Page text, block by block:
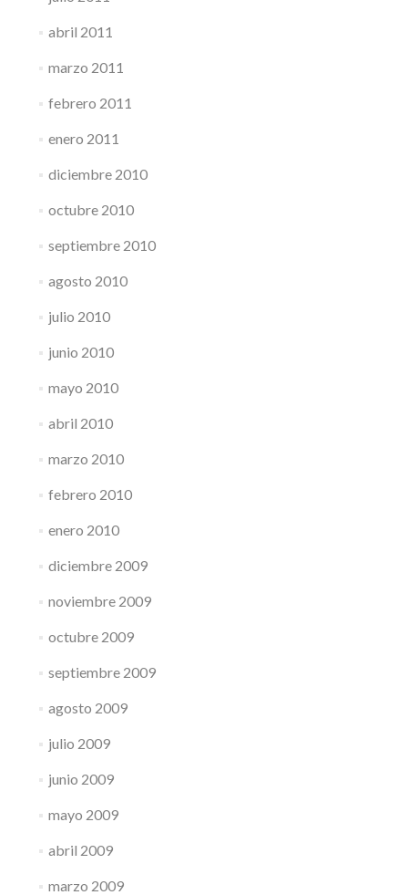
abril 2011
marzo 2011
febrero 2011
enero 2011
diciembre 2010
octubre 2010
septiembre 2010
agosto 2010
julio 2010
junio 2010
mayo 2010
abril 2010
marzo 2010
febrero 2010
enero 2010
diciembre 2009
noviembre 2009
octubre 2009
septiembre 2009
agosto 2009
julio 2009
junio 2009
mayo 2009
abril 2009
marzo 2009